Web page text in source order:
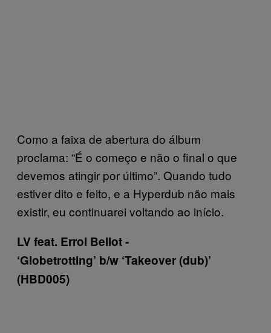
Como a faixa de abertura do álbum
proclama: “É o começo e não o final o que
devemos atingir por último”. Quando tudo
estiver dito e feito, e a Hyperdub não mais
existir, eu continuarei voltando ao início.
LV feat. Errol Bellot ­-
‘Globetrotting’ b/w ‘Takeover (dub)’
(HBD005)